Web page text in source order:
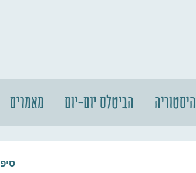
מאמרים הביטלס יום-יום היסטוריה